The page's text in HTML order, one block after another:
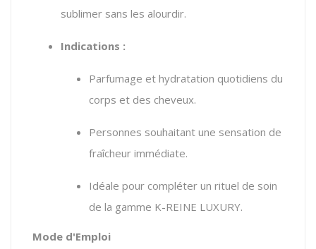
sublimer sans les alourdir.
Indications :
Parfumage et hydratation quotidiens du
corps et des cheveux.
Personnes souhaitant une sensation de
fraîcheur immédiate.
Idéale pour compléter un rituel de soin
de la gamme K-REINE LUXURY.
Mode d'Emploi